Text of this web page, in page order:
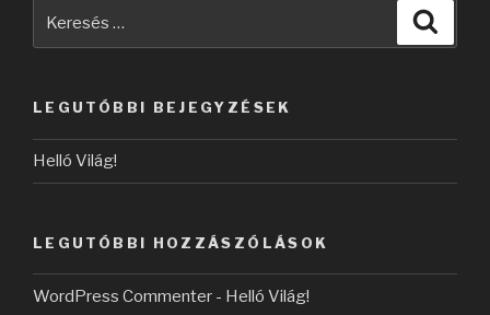
LEGUTÓBBI BEJEGYZÉSEK
Helló Világ!
LEGUTÓBBI HOZZÁSZÓLÁSOK
WordPress Commenter - Helló Világ!